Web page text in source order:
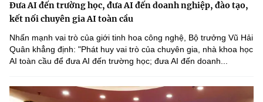
Đưa AI đến trường học, đưa AI đến doanh nghiệp, đào tạo,
kết nối chuyên gia AI toàn cầu
Nhấn mạnh vai trò của giới tinh hoa công nghệ, Bộ trưởng Vũ Hải
Quân khẳng định: "Phát huy vai trò của chuyên gia, nhà khoa học
AI toàn cầu để đưa AI đến trường học; đưa AI đến doanh...